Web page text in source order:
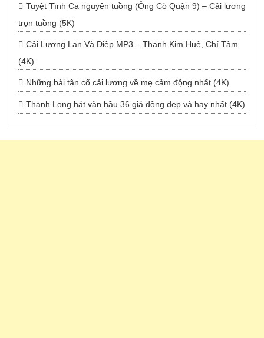
Tuyệt Tình Ca nguyên tuồng (Ông Cò Quận 9) – Cải lương
trọn tuồng (5K)
Cải Lương Lan Và Điệp MP3 – Thanh Kim Huệ, Chí Tâm
(4K)
Những bài tân cổ cải lương về mẹ cảm động nhất (4K)
Thanh Long hát văn hầu 36 giá đồng đẹp và hay nhất (4K)